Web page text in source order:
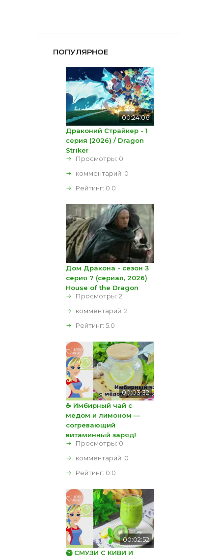
ПОПУЛЯРНОЕ
00:24:06
Драконий Страйкер - 1
серия (2026) / Dragon
Striker
Просмотры: 0
комментарий: 0
Рейтинг: 0.0
Дом Дракона - сезон 3
серия 7 (сериал, 2026)
House of the Dragon
Просмотры: 2
комментарий: 2
Рейтинг: 5.0
00:03:32
☕ Имбирный чай с
медом и лимоном —
согревающий
витаминный заряд!
Просмотры: 0
комментарий: 0
Рейтинг: 0.0
00:02:52
🥝 СМУЗИ С КИВИ И